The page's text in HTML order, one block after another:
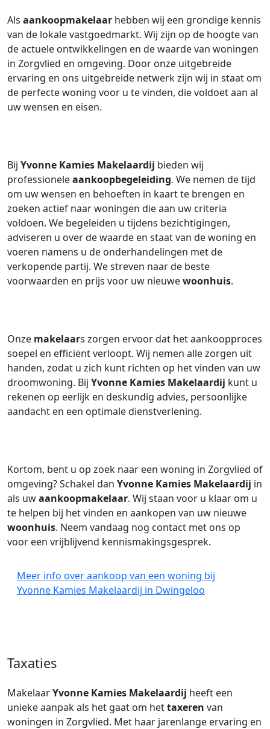
Als aankoopmakelaar hebben wij een grondige kennis
van de lokale vastgoedmarkt. Wij zijn op de hoogte van
de actuele ontwikkelingen en de waarde van woningen
in Zorgvlied en omgeving. Door onze uitgebreide
ervaring en ons uitgebreide netwerk zijn wij in staat om
de perfecte woning voor u te vinden, die voldoet aan al
uw wensen en eisen.
Bij Yvonne Kamies Makelaardij bieden wij
professioneleaankoopbegeleiding. We nemen de tijd
om uw wensen en behoeften in kaart te brengen en
zoeken actief naar woningen die aan uw criteria
voldoen. We begeleiden u tijdens bezichtigingen,
adviseren u over de waarde en staat van de woning en
voeren namens u de onderhandelingen met de
verkopende partij. We streven naar de beste
voorwaarden en prijs voor uw nieuwewoonhuis.
Onze makelaars zorgen ervoor dat het aankoopproces
soepel en efficiënt verloopt. Wij nemen alle zorgen uit
handen, zodat u zich kunt richten op het vinden van uw
droomwoning. Bij Yvonne Kamies Makelaardij kunt u
rekenen op eerlijk en deskundig advies, persoonlijke
aandacht en een optimale dienstverlening.
Kortom, bent u op zoek naar een woning in Zorgvlied of
omgeving? Schakel dan Yvonne Kamies Makelaardij in
als uwaankoopmakelaar. Wij staan voor u klaar om u
te helpen bij het vinden en aankopen van uw nieuwe
woonhuis. Neem vandaag nog contact met ons op
voor een vrijblijvend kennismakingsgesprek.
Meer info over aankoop van een woning bij
Yvonne Kamies Makelaardij in Dwingeloo
Taxaties
MakelaarYvonne Kamies Makelaardij heeft een
unieke aanpak als het gaat om hettaxeren van
woningen in Zorgvlied. Met haar jarenlange ervaring en